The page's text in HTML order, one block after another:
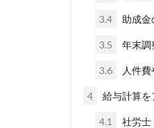
3.4 助成金
3.5 年末
3.6 人件
4 給与計算を
4.1 社労士